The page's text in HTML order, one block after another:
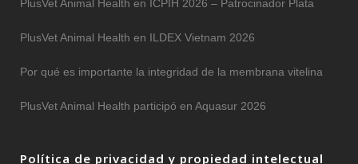
PlusVet Animal Health en ICPIH 2026 – Patrocinador Plata
PlusVet Animal Health en ILDEX Vietnam 2026
Por qué es importante la integridad de la membrana vitelina
PlusVet Animal Health participó en Aquasur 2026
Política de privacidad y propiedad intelectual